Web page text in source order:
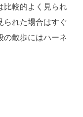
比較的よく見られ
られた場合はすぐ
の散歩にはハーネ